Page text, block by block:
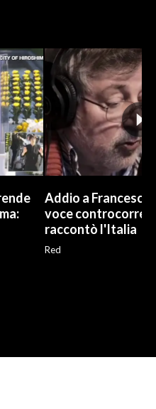
Addio a Francesco
voce
raccontò l'Italia
Red